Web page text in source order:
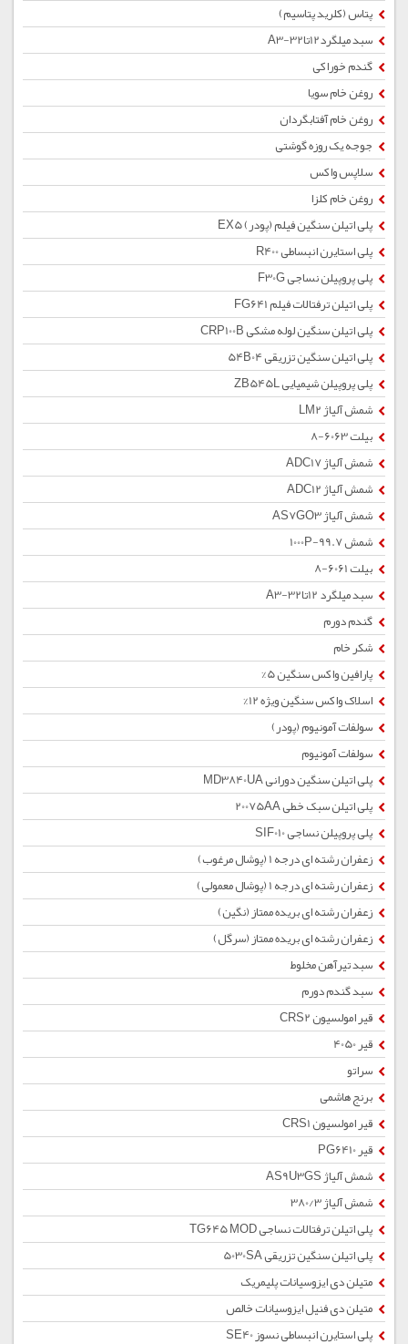
پتاس (کلرید پتاسیم)
سبد میلگرد12تا32-A3
گندم خوراکی
روغن خام سویا
روغن خام آفتابگردان
جوجه یک روزه گوشتی
سلاپس واکس
روغن خام کلزا
پلی اتیلن سنگین فیلم (پودر) EX5
پلی استایرن انبساطی R400
پلی پروپیلن نساجی F30G
پلی اتیلن ترفتالات فیلم FG641
پلی اتیلن سنگین لوله مشکی CRP100B
پلی اتیلن سنگین تزریقی 54B04
پلی پروپیلن شیمیایی ZB545L
شمش آلیاژ LM2
بیلت 6063-8
شمش آلیاژ ADC17
شمش آلیاژ ADC12
شمش آلیاژ AS7GO3
شمش 1000P-99.7
بیلت 6061-8
سبد میلگرد 12تا32-A3
گندم دورم
شکر خام
پارافین واکس سنگین 5%
اسلاک واکس سنگین ویژه 12%
سولفات آمونیوم (پودر)
سولفات آمونیوم
پلی اتیلن سنگین دورانی MD3840UA
پلی اتیلن سبک خطی 20075AA
پلی پروپیلن نساجی SIF010
زعفران رشته ای درجه 1 (پوشال مرغوب)
زعفران رشته ای درجه 1 (پوشال معمولی)
زعفران رشته ای بریده ممتاز (نگین)
زعفران رشته ای بریده ممتاز (سرگل)
سبد تیرآهن مخلوط
سبد گندم دورم
قیر امولسیون CRS2
قیر 4050
سراتو
برنج هاشمی
قیر امولسیون CRS1
قیر PG6410
شمش آلیاژ AS9U3GS
شمش آلیاژ 380/3
پلی اتیلن ترفتالات نساجی TG645 MOD
پلی اتیلن سنگین تزریقی 5030SA
متیلن دی ایزوسیانات پلیمریک
متیلن دی فنیل ایزوسیانات خالص
پلی استایرن انبساطی نسوز SE40